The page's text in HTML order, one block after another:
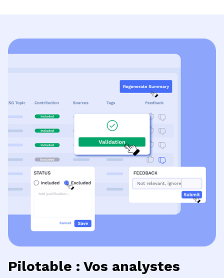
Pilotable : Vos analystes